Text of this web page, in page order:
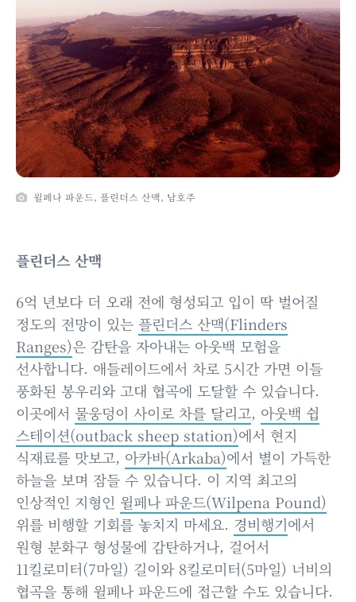
윌페나 파운드, 플린더스 산맥, 남호주
플린더스 산맥
6억 년보다 더 오래 전에 형성되고 입이 딱 벌어질
정도의 전망이 있는 플린더스 산맥(Flinders
Ranges)은 감탄을 자아내는 아웃백 모험을
선사합니다. 애들레이드에서 차로 5시간 가면 이들
풍화된 봉우리와 고대 협곡에 도달할 수 있습니다.
이곳에서 물웅덩이 사이로 차를 달리고, 아웃백 쉽
스테이션(outback sheep station)에서 현지
식재료를 맛보고, 아카바(Arkaba)에서 별이 가득한
하늘을 보며 잠들 수 있습니다. 이 지역 최고의
인상적인 지형인 윌페나 파운드(Wilpena Pound)
위를 비행할 기회를 놓치지 마세요. 경비행기에서
원형 분화구 형성물에 감탄하거나, 걸어서
11킬로미터(7마일) 길이와 8킬로미터(5마일) 너비의
협곡을 통해 윌페나 파운드에 접근할 수도 있습니다.